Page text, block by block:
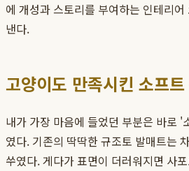
에 개성과 스토리를 부여하는 인테리
낸다.
고양이도 만족시킨 소프
내가 가장 마음에 들었던 부분은 바로 '
였다. 기존의 딱딱한 규조토 발매트는
쑤였다. 게다가 표면이 더러워지면 사